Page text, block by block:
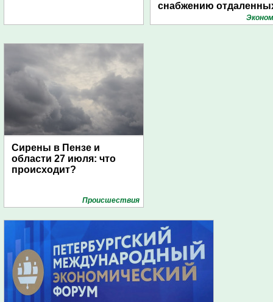
снабжению
поселений с помощью
Сирены в Пензе и
области 27 июля: что
происходит?
Проиcшествия